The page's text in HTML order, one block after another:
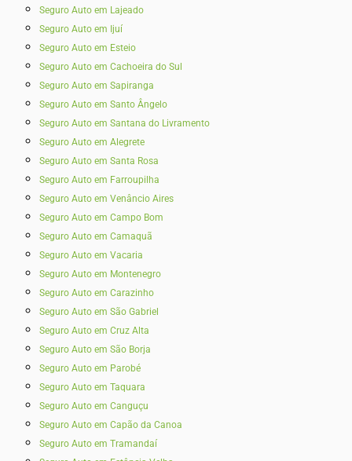
Seguro Auto em Lajeado
Seguro Auto em Ijuí
Seguro Auto em Esteio
Seguro Auto em Cachoeira do Sul
Seguro Auto em Sapiranga
Seguro Auto em Santo Ângelo
Seguro Auto em Santana do Livramento
Seguro Auto em Alegrete
Seguro Auto em Santa Rosa
Seguro Auto em Farroupilha
Seguro Auto em Venâncio Aires
Seguro Auto em Campo Bom
Seguro Auto em Camaquã
Seguro Auto em Vacaria
Seguro Auto em Montenegro
Seguro Auto em Carazinho
Seguro Auto em São Gabriel
Seguro Auto em Cruz Alta
Seguro Auto em São Borja
Seguro Auto em Parobé
Seguro Auto em Taquara
Seguro Auto em Canguçu
Seguro Auto em Capão da Canoa
Seguro Auto em Tramandaí